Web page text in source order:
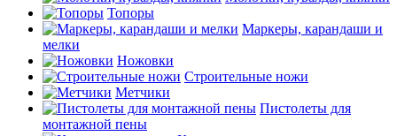
Топоры
Маркеры, карандаши и
мелки
Ножовки
Строительные ножи
Метчики
Пистолеты для
монтажной пены